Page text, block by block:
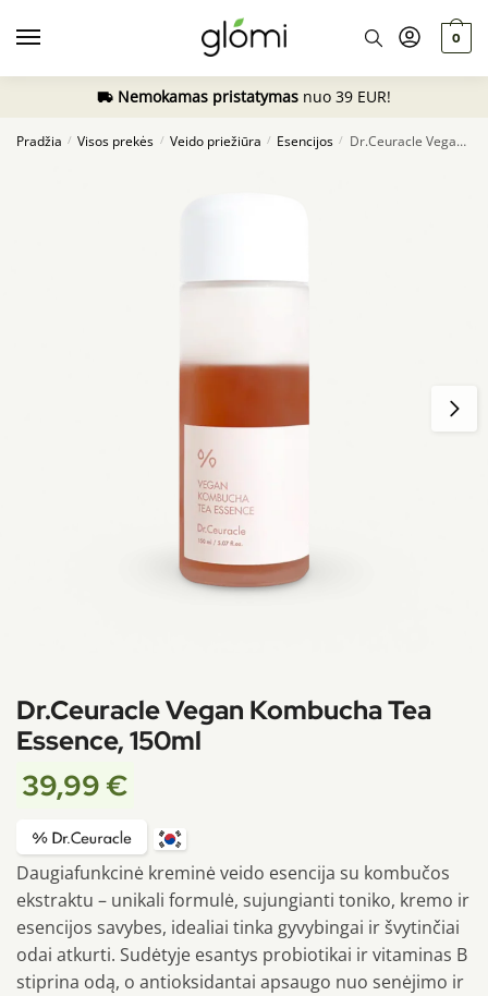
0
Nemokamas pristatymas nuo 39 EUR!
Pradžia / Visos prekės / Veido priežiūra / Esencijos / Dr.Ceuracle Vegan Kombucha Tea Essence, 150ml
Dr.Ceuracle Vegan Kombucha Tea
Essence, 150ml
39,99 €
Daugiafunkcinė kreminė veido esencija su kombučos
ekstraktu – unikali formulė, sujungianti toniko, kremo ir
esencijos savybes, idealiai tinka gyvybingai ir švytinčiai
odai atkurti. Sudėtyje esantys probiotikai ir vitaminas B
stiprina odą, o antioksidantai apsaugo nuo senėjimo ir